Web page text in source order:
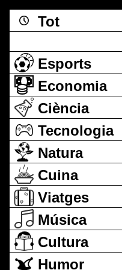
Tot
Esports
Economia
Ciència
Tecnologia
Natura
Cuina
Viatges
Música
Cultura
Humor